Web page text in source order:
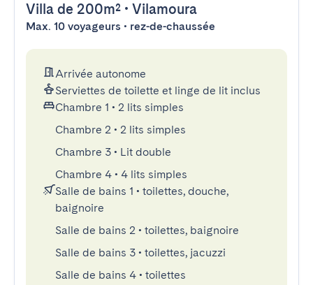
Villa de 200m² • Vilamoura
Max. 10 voyageurs • rez-de-chaussée
Arrivée autonome
Serviettes de toilette et linge de lit inclus
Chambre 1 • 2 lits simples
Chambre 2 • 2 lits simples
Chambre 3 • Lit double
Chambre 4 • 4 lits simples
Salle de bains 1 • toilettes, douche,
baignoire
Salle de bains 2 • toilettes, baignoire
Salle de bains 3 • toilettes, jacuzzi
Salle de bains 4 • toilettes